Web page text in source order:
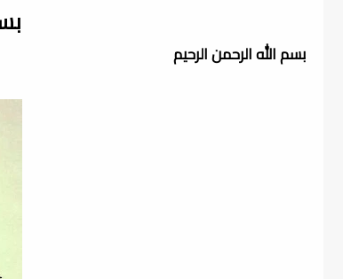
بسم الله الرحمن الرحيم